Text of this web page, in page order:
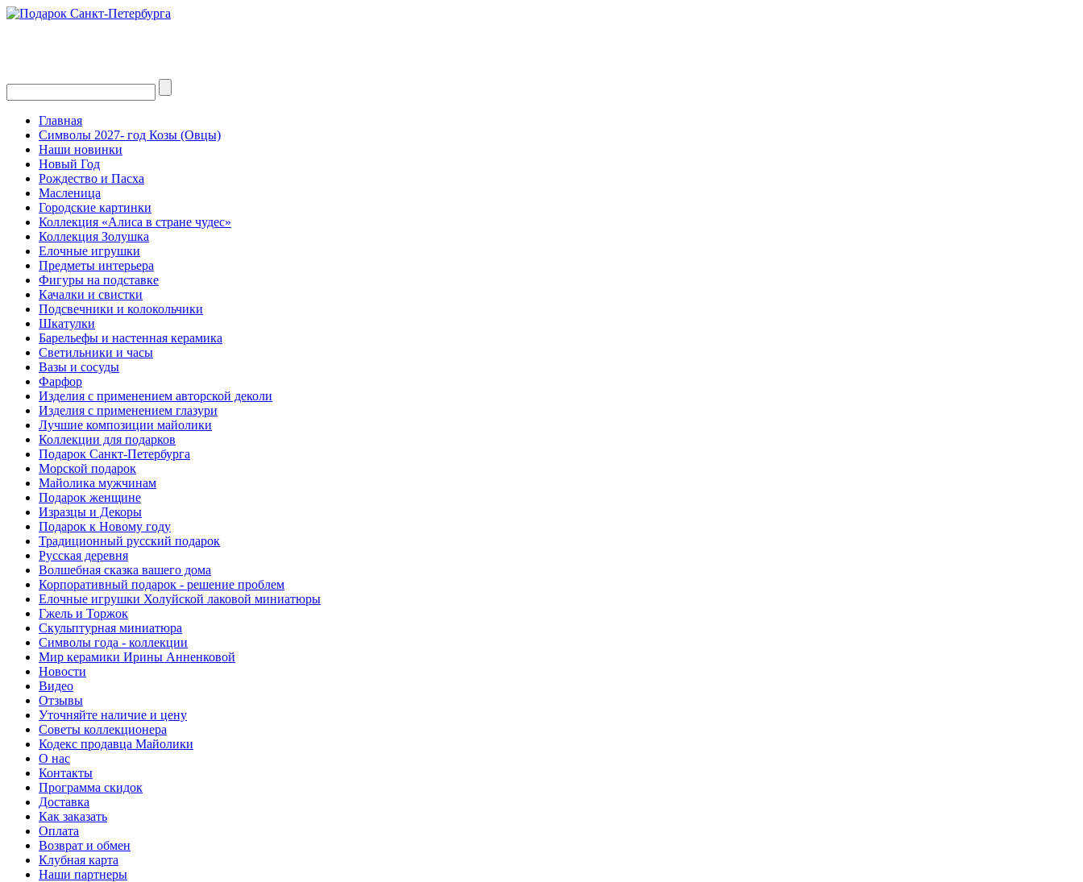
Главная
Символы 2027- год Козы (Овцы)
Наши новинки
Новый Год
Рождество и Пасха
Масленица
Городские картинки
Коллекция «Алиса в стране чудес»
Коллекция Золушка
Елочные игрушки
Предметы интерьера
Фигуры на подставке
Качалки и свистки
Подсвечники и колокольчики
Шкатулки
Барельефы и настенная керамика
Светильники и часы
Вазы и сосуды
Фарфор
Изделия с применением авторской деколи
Изделия с применением глазури
Лучшие композиции майолики
Коллекции для подарков
Подарок Санкт-Петербурга
Морской подарок
Майолика мужчинам
Подарок женщине
Изразцы и Декоры
Подарок к Новому году
Традиционный русский подарок
Русская деревня
Волшебная сказка вашего дома
Корпоративный подарок - решение проблем
Елочные игрушки Холуйской лаковой миниатюры
Гжель и Торжок
Скульптурная миниатюра
Символы года - коллекции
Мир керамики Ирины Анненковой
Новости
Видео
Отзывы
Уточняйте наличие и цену
Советы коллекционера
Кодекс продавца Майолики
О нас
Контакты
Программа скидок
Доставка
Как заказать
Оплата
Возврат и обмен
Клубная карта
Наши партнеры